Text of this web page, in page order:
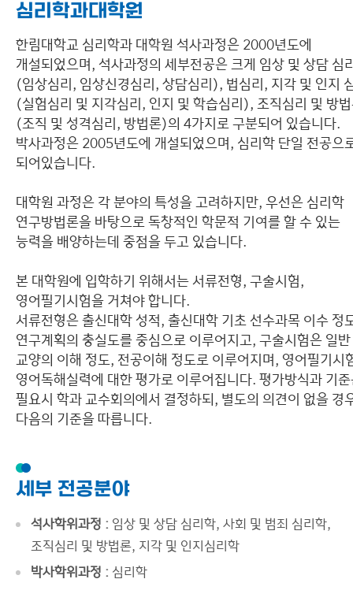
대학원
커뮤니티
이용안내
지각 및 인지심리
사회 및 범죄 심리
심리학과대학원
한림대학교 심리학과 대학원 석사과정은 2000년도에
개설되었으며, 석사과정의 세부전공은 크게 임상 및 상담 심
(임상심리, 임상신경심리, 상담심리), 법심리, 지각 및 인지
(실험심리 및 지각심리, 인지 및 학습심리), 조직심리 및 방
(조직 및 성격심리, 방법론)의 4가지로 구분되어 있습니다.
박사과정은 2005년도에 개설되었으며, 심리학 단일 전공으
되어있습니다.
대학원 과정은 각 분야의 특성을 고려하지만, 우선은 심리학
연구방법론을 바탕으로 독창적인 학문적 기여를 할 수 있는
능력을 배양하는데 중점을 두고 있습니다.
본 대학원에 입학하기 위해서는 서류전형, 구술시험,
영어필기시험을 거쳐야 합니다.
서류전형은 출신대학 성적, 출신대학 기초 선수과목 이수 정
연구계획의 충실도를 중심으로 이루어지고, 구술시험은 일반
교양의 이해 정도, 전공이해 정도로 이루어지며, 영어필기시
영어독해실력에 대한 평가로 이루어집니다. 평가방식과 기
필요시 학과 교수회의에서 결정하되, 별도의 의견이 없을 경
다음의 기준을 따릅니다.
세부 전공분야
석사학위과정 : 임상 및 상담 심리학, 사회 및 범죄 심리학,
조직심리 및 방법론, 지각 및 인지심리학
박사학위과정 : 심리학